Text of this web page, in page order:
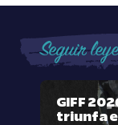
Seguir
GIFF
triunfa